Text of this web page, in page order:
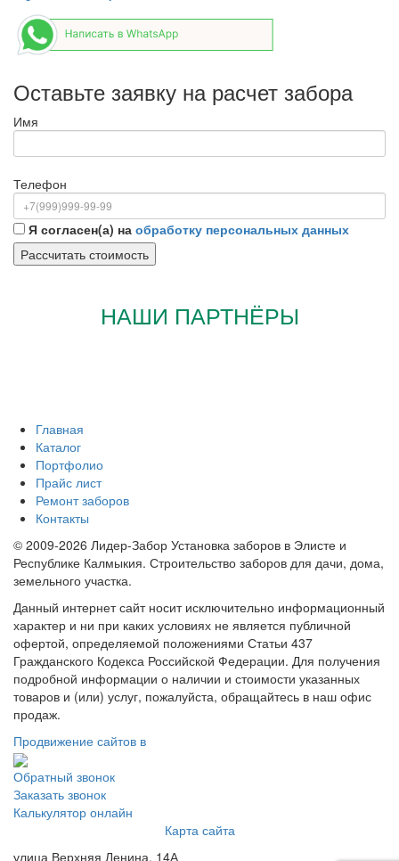
Оставьте заявку на расчет забора
Имя
Телефон
Я согласен(а) на обработку персональных данных
НАШИ ПАРТНЁРЫ
Главная
Каталог
Портфолио
Прайс лист
Ремонт заборов
Контакты
© 2009-2026 Лидер-Забор Установка заборов в Элисте и
Республике Калмыкия. Строительство заборов для дачи, дома,
земельного участка.
Данный интернет сайт носит исключительно информационный
характер и ни при каких условиях не является публичной
офертой, определяемой положениями Статьи 437
Гражданского Кодекса Российской Федерации. Для получения
подробной информации о наличии и стоимости указанных
товаров и (или) услуг, пожалуйста, обращайтесь в наш офис
продаж.
Продвижение сайтов в
Обратный звонок
Заказать звонок
Калькулятор онлайн
Карта сайта
улица Верхняя Ленина, 14А